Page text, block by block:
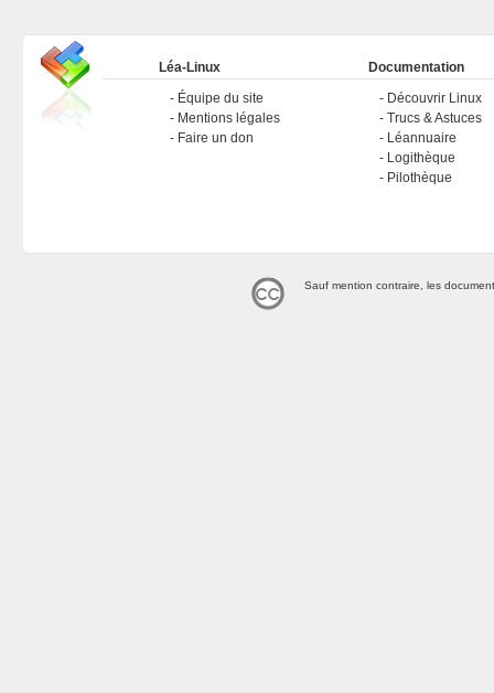
Léa-Linux
Équipe du site
Mentions légales
Faire un don
Documentation
Découvrir Linux
Trucs & Astuces
Léannuaire
Logithèque
Pilothèque
Sauf mention contraire, les